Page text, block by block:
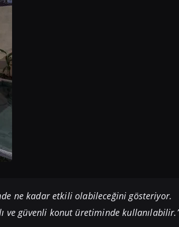
ne kadar etkili olabileceğini gösteriyor.
ve güvenli konut üretiminde